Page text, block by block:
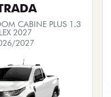
CABINE PLUS 1.3
2027
2027